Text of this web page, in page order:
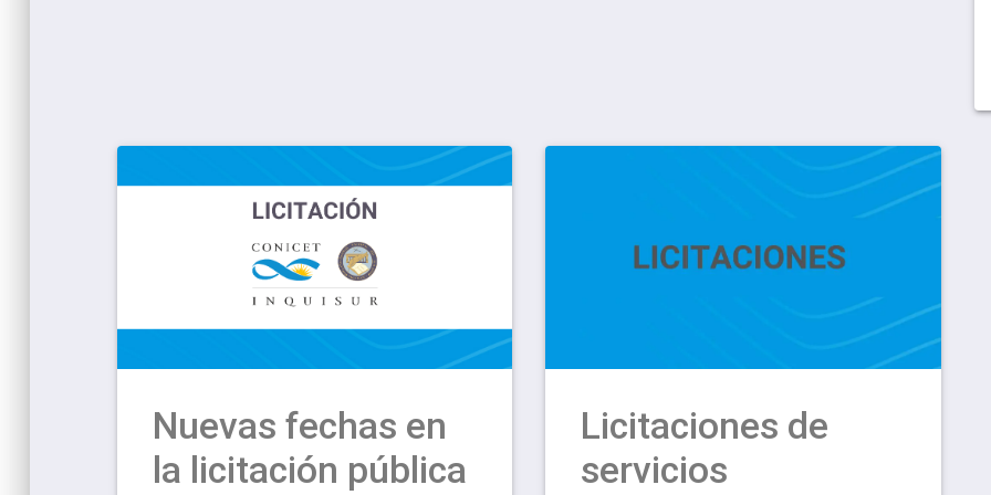
Nuevas fechas en
la licitación pública
Licitaciones de
servicios